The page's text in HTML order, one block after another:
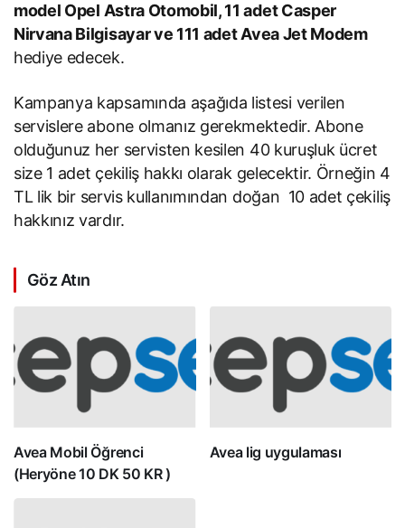
model Opel Astra Otomobil, 11 adet Casper
Nirvana Bilgisayar ve 111 adet Avea Jet Modem
hediye edecek.
Kampanya kapsamında aşağıda listesi verilen
servislere abone olmanız gerekmektedir. Abone
olduğunuz her servisten kesilen 40 kuruşluk ücret
size 1 adet çekiliş hakkı olarak gelecektir. Örneğin 4
TL lik bir servis kullanımından doğan 10 adet çekiliş
hakkınız vardır.
Göz Atın
Avea Mobil Öğrenci
(Heryöne 10 DK 50 KR )
Avea lig uygulaması